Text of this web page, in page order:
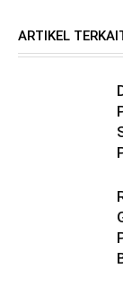
ARTIKEL